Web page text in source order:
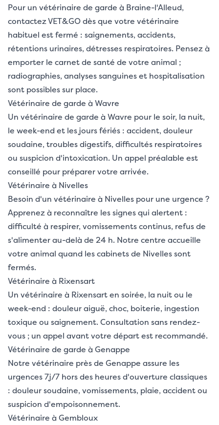
Pour un vétérinaire de garde à Braine-l'Alleud,
contactez VET&GO dès que votre vétérinaire
habituel est fermé : saignements, accidents,
rétentions urinaires, détresses respiratoires. Pensez à
emporter le carnet de santé de votre animal ;
radiographies, analyses sanguines et hospitalisation
sont possibles sur place.
Vétérinaire de garde à Wavre
Un vétérinaire de garde à Wavre pour le soir, la nuit,
le week-end et les jours fériés : accident, douleur
soudaine, troubles digestifs, difficultés respiratoires
ou suspicion d'intoxication. Un appel préalable est
conseillé pour préparer votre arrivée.
Vétérinaire à Nivelles
Besoin d'un vétérinaire à Nivelles pour une urgence ?
Apprenez à reconnaître les signes qui alertent :
difficulté à respirer, vomissements continus, refus de
s'alimenter au-delà de 24 h. Notre centre accueille
votre animal quand les cabinets de Nivelles sont
fermés.
Vétérinaire à Rixensart
Un vétérinaire à Rixensart en soirée, la nuit ou le
week-end : douleur aiguë, choc, boiterie, ingestion
toxique ou saignement. Consultation sans rendez-
vous ; un appel avant votre départ est recommandé.
Vétérinaire de garde à Genappe
Notre vétérinaire près de Genappe assure les
urgences 7j/7 hors des heures d'ouverture classiques
: douleur soudaine, vomissements, plaie, accident ou
suspicion d'empoisonnement.
Vétérinaire à Gembloux